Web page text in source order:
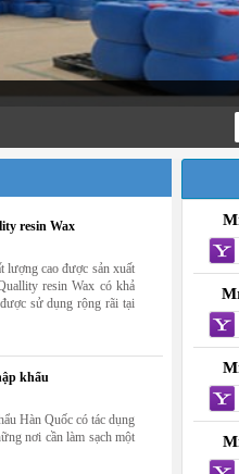
resin Wax
lượng cao được sản xuất
resin Wax có khả
sử dụng rộng rãi tại
khẩu
Hàn Quốc có tác dụng
nơi cần làm sạch một